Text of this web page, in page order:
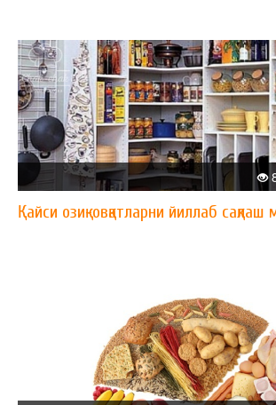
Қайси озиқ-овқатларни йиллаб сақлаш